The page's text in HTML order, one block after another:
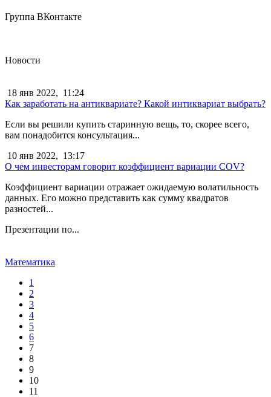
Группа ВКонтакте
Новости
18 янв 2022, 11:24
Как заработать на антиквариате? Какой интиквариат выбрать?
Если вы решили купить старинную вещь, то, скорее всего,
вам понадобится консультация...
10 янв 2022, 13:17
О чем инвесторам говорит коэффициент вариации COV?
Коэффициент вариации отражает ожидаемую волатильность
данных. Его можно представить как сумму квадратов
разностей...
Презентации по...
Математика
1
2
3
4
5
6
7
8
9
10
11